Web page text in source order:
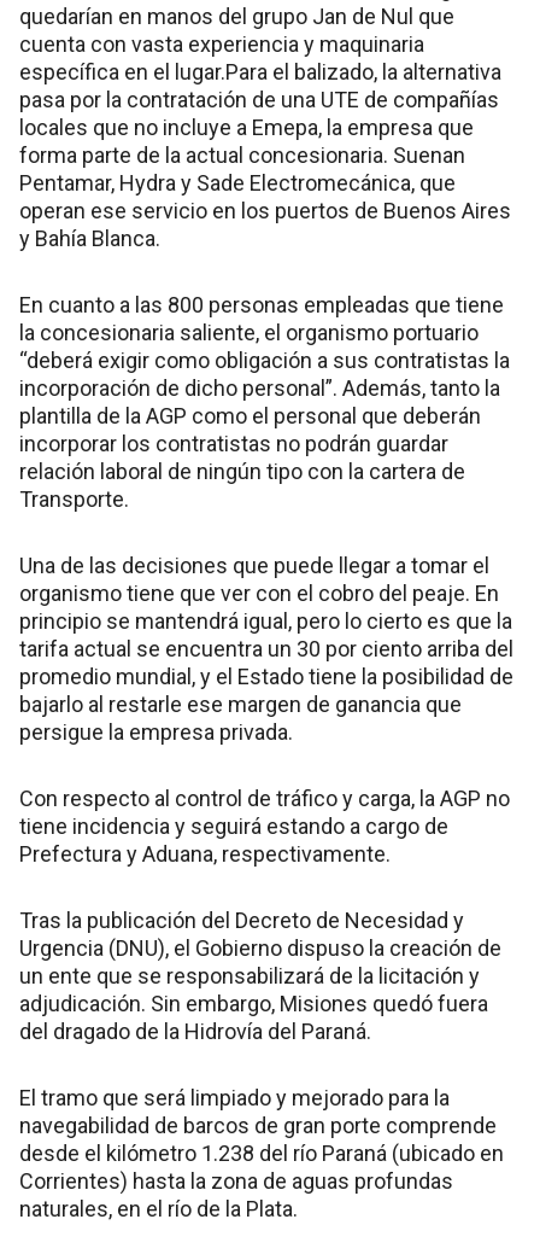
quedarían en manos del grupo Jan de Nul que
cuenta con vasta experiencia y maquinaria
específica en el lugar.Para el balizado, la alternativa
pasa por la contratación de una UTE de compañías
locales que no incluye a Emepa, la empresa que
forma parte de la actual concesionaria. Suenan
Pentamar, Hydra y Sade Electromecánica, que
operan ese servicio en los puertos de Buenos Aires
y Bahía Blanca.
En cuanto a las 800 personas empleadas que tiene
la concesionaria saliente, el organismo portuario
“deberá exigir como obligación a sus contratistas la
incorporación de dicho personal”. Además, tanto la
plantilla de la AGP como el personal que deberán
incorporar los contratistas no podrán guardar
relación laboral de ningún tipo con la cartera de
Transporte.
Una de las decisiones que puede llegar a tomar el
organismo tiene que ver con el cobro del peaje. En
principio se mantendrá igual, pero lo cierto es que la
tarifa actual se encuentra un 30 por ciento arriba del
promedio mundial, y el Estado tiene la posibilidad de
bajarlo al restarle ese margen de ganancia que
persigue la empresa privada.
Con respecto al control de tráfico y carga, la AGP no
tiene incidencia y seguirá estando a cargo de
Prefectura y Aduana, respectivamente.
Tras la publicación del Decreto de Necesidad y
Urgencia (DNU), el Gobierno dispuso la creación de
un ente que se responsabilizará de la licitación y
adjudicación. Sin embargo, Misiones quedó fuera
del dragado de la Hidrovía del Paraná.
El tramo que será limpiado y mejorado para la
navegabilidad de barcos de gran porte comprende
desde el kilómetro 1.238 del río Paraná (ubicado en
Corrientes) hasta la zona de aguas profundas
naturales, en el río de la Plata.